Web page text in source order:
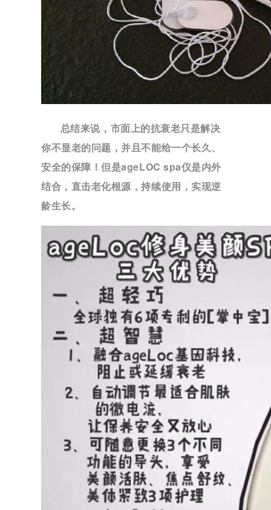
总结来说，市面上的抗衰老只是解决
你不显老的问题，并且不能给一个长久、
安全的保障！但是ageLOC spa仪是内外
结合，直击老化根源，持续使用，实现逆
龄生长。